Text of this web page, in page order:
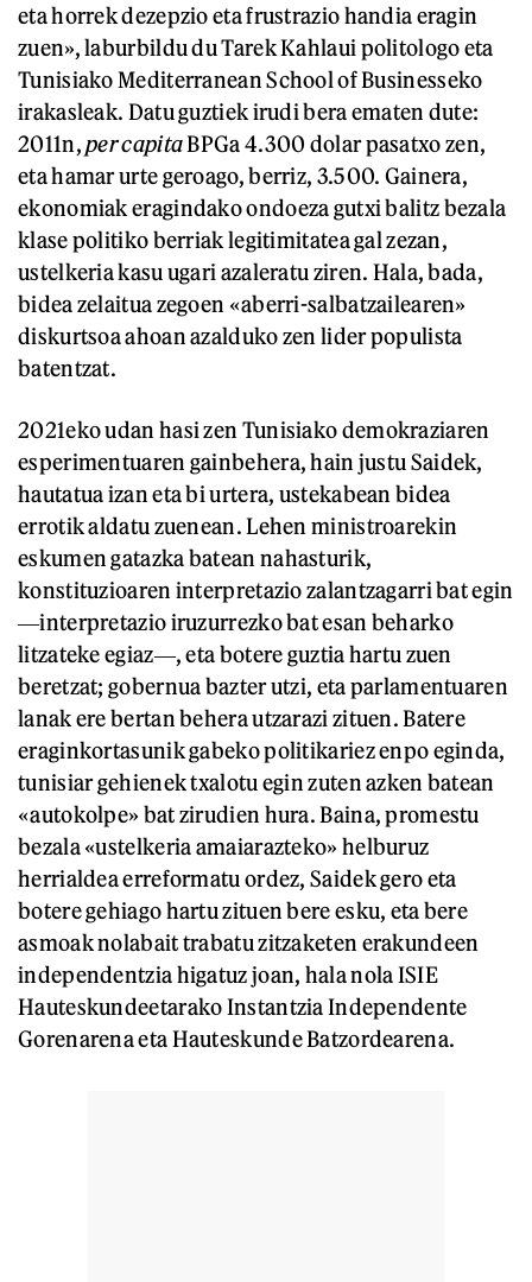
eta horrek dezepzio eta frustrazio handia eragin
zuen», laburbildu du Tarek Kahlaui politologo eta
Tunisiako Mediterranean School of Businesseko
irakasleak. Datu guztiek irudi bera ematen dute:
2011n,per capitaBPGa 4.300 dolar pasatxo zen,
eta hamar urte geroago, berriz, 3.500. Gainera,
ekonomiak eragindako ondoeza gutxi balitz bezala
klase politiko berriak legitimitatea gal zezan,
ustelkeria kasu ugari azaleratu ziren. Hala, bada,
bidea zelaitua zegoen «aberri-salbatzailearen»
diskurtsoa ahoan azalduko zen lider populista
batentzat.
2021eko udan hasi zen Tunisiako demokraziaren
esperimentuaren gainbehera, hain justu Saidek,
hautatua izan eta bi urtera, ustekabean bidea
errotik aldatu zuenean. Lehen ministroarekin
eskumen gatazka batean nahasturik,
konstituzioaren interpretazio zalantzagarri bat egin
―interpretazio iruzurrezko bat esan beharko
litzateke egiaz―, eta botere guztia hartu zuen
beretzat; gobernua bazter utzi, eta parlamentuaren
lanak ere bertan behera utzarazi zituen. Batere
eraginkortasunik gabeko politikariez enpo eginda,
tunisiar gehienek txalotu egin zuten azken batean
«autokolpe» bat zirudien hura. Baina, promestu
bezala «ustelkeria amaiarazteko» helburuz
herrialdea erreformatu ordez, Saidek gero eta
botere gehiago hartu zituen bere esku, eta bere
asmoak nolabait trabatu zitzaketen erakundeen
independentzia higatuz joan, hala nola ISIE
Hauteskundeetarako Instantzia Independente
Gorenarena eta Hauteskunde Batzordearena.